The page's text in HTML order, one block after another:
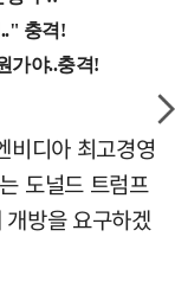
비디아 최고경영
도널드 트럼프
방을 요구하겠